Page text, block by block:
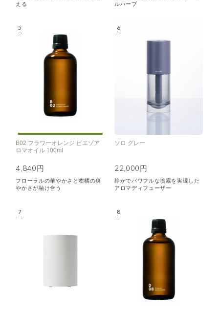
える
ルハーブ
B02 フラワーオレンジ ピエゾア
ロマオイル 100ml
4,840円
フローラルの華やかさと柑橘の爽
やかさが融け合う
ソロ グレー
22,000円
静かでパワフルな噴霧を実現した
アロマディフューザー